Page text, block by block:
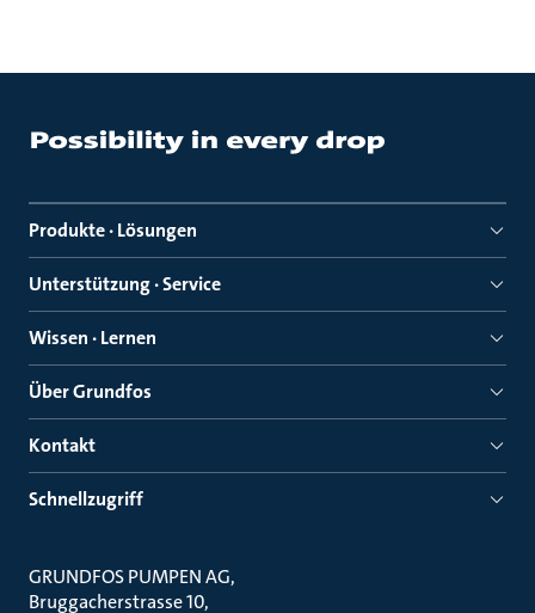
Produkte · Lösungen
Unterstützung · Service
Wissen · Lernen
Über Grundfos
Kontakt
Schnellzugriff
GRUNDFOS PUMPEN AG
Bruggacherstrasse 10